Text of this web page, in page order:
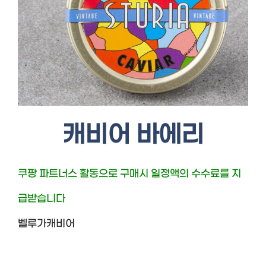
캐비어 바에리
쿠팡 파트너스 활동으로 구매시 일정액의 수수료를 지
급받습니다
벨루가캐비어